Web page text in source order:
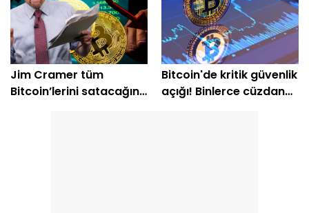
Jim Cramer tüm
Bitcoin’lerini satacağını
Bitcoin'de kritik güvenlik
açığı! Binlerce cüzdan